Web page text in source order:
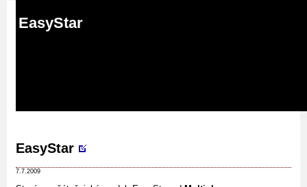
EasyStar
EasyStar
7.7.2009